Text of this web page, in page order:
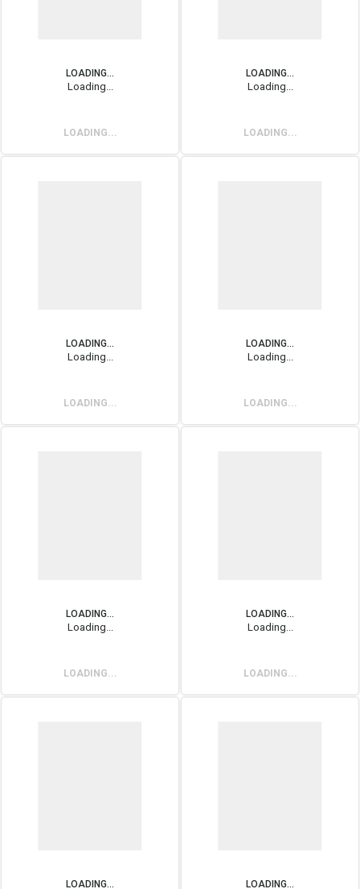
LOADING...
Loading...
LOADING...
LOADING...
Loading...
LOADING...
LOADING...
Loading...
LOADING...
LOADING...
Loading...
LOADING...
LOADING...
Loading...
LOADING...
LOADING...
Loading...
LOADING...
LOADING... LOADING...